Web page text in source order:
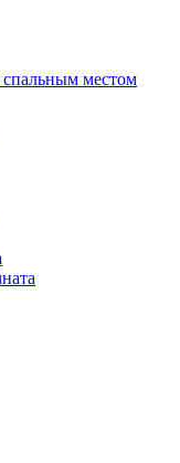
местом